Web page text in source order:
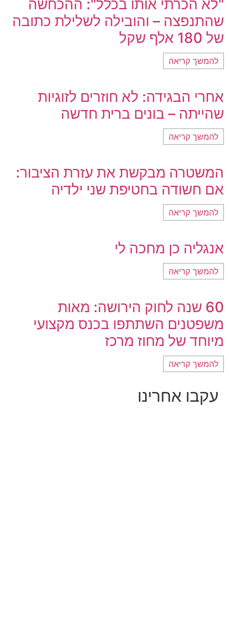
"לא הכרתי אותו בכלל": ההכחשה
שהתנפצה – והובילה לשלילת כתובה
של 180 אלף שקל
להמשך קריאה
אחרי הבגידה: לא חוזרים לזוגיות
שהייתה – בונים ברית חדשה
להמשך קריאה
המשטרה מבקשת את עזרת הציבור:
אם חשודה בחטיפת שני ילדיה
להמשך קריאה
אנגליה כן מחכה לי
להמשך קריאה
60 שנה לחוק הירושה: מאות
משפטנים השתתפו בכנס מקצועי
מיוחד של מחוז מרכז
להמשך קריאה
עקבו אחרינו